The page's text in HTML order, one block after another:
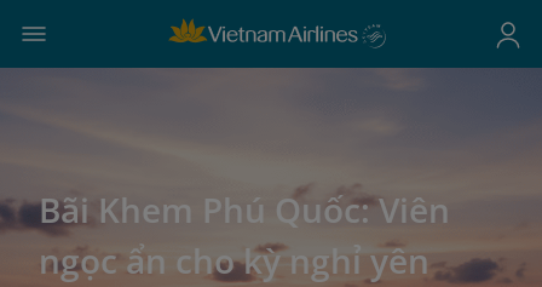
Bãi Khem Phú Quốc: Viên
ngọc ẩn cho kỳ nghỉ yên